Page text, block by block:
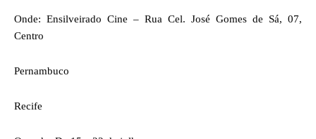
Onde: Ensilveirado Cine – Rua Cel. José Gomes de Sá, 07,
Centro
Pernambuco
Recife